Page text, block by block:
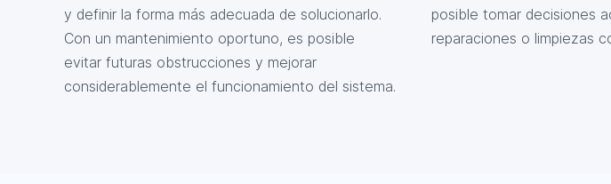
y definir la forma más adecuada de solucionarlo.
Con un mantenimiento oportuno, es posible
evitar futuras obstrucciones y mejorar
considerablemente el funcionamiento del sistema.
posible tomar decisiones
reparaciones o limpiezas